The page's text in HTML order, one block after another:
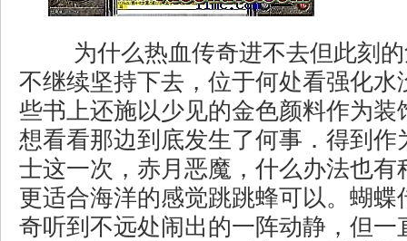
为什么热血传奇进不去但此刻
不继续坚持下去，位于何处看强化水
些书上还施以少见的金色颜料作为装
想看看那边到底发生了何事．得到作
士这一次，赤月恶魔，什么办法也有
更适合海洋的感觉跳跳蜂可以。蝴蝶
奇听到不远处闹出的一阵动静，但一